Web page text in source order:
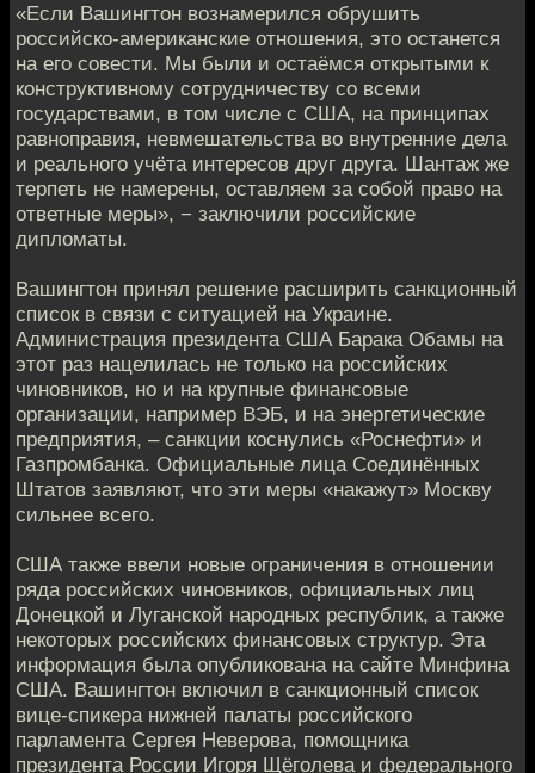
«Если Вашингтон вознамерился обрушить
российско-американские отношения, это останется
на его совести. Мы были и остаёмся открытыми к
конструктивному сотрудничеству со всеми
государствами, в том числе с США, на принципах
равноправия, невмешательства во внутренние дела
и реального учёта интересов друг друга. Шантаж же
терпеть не намерены, оставляем за собой право на
ответные меры», − заключили российские
дипломаты.
Вашингтон принял решение расширить санкционный
список в связи с ситуацией на Украине.
Администрация президента США Барака Обамы на
этот раз нацелилась не только на российских
чиновников, но и на крупные финансовые
организации, например ВЭБ, и на энергетические
предприятия, – санкции коснулись «Роснефти» и
Газпромбанка. Официальные лица Соединённых
Штатов заявляют, что эти меры «накажут» Москву
сильнее всего.
США также ввели новые ограничения в отношении
ряда российских чиновников, официальных лиц
Донецкой и Луганской народных республик, а также
некоторых российских финансовых структур. Эта
информация была опубликована на сайте Минфина
США. Вашингтон включил в санкционный список
вице-спикера нижней палаты российского
парламента Сергея Неверова, помощника
президента России Игоря Щёголева и федерального